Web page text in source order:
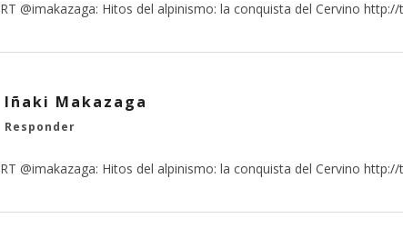
RT @imakazaga: Hitos del alpinismo: la conquista del Cervino http://
Iñaki Makazaga
Responder
RT @imakazaga: Hitos del alpinismo: la conquista del Cervino http://